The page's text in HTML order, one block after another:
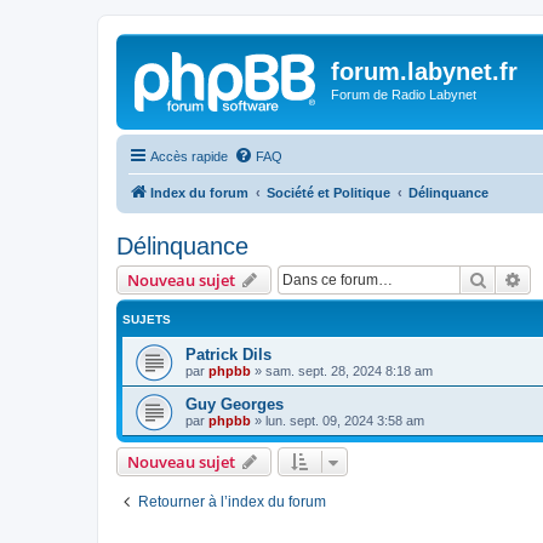
forum.labynet.fr
Forum de Radio Labynet
Accès rapide FAQ
Index du forum Société et Politique Délinquance
Délinquance
Nouveau sujet
SUJETS
Patrick Dils
par phpbb » sam. sept. 28, 2024 8:18 am
Guy Georges
par phpbb » lun. sept. 09, 2024 3:58 am
Nouveau sujet
Retourner à l’index du forum